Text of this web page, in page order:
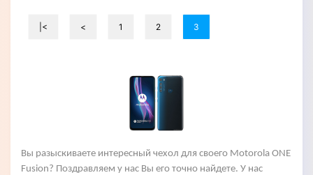
|< < 1 2 3
Вы разыскиваете интересный чехол для своего Motorola ONE
Fusion? Поздравляем у нас Вы его точно найдете. У нас